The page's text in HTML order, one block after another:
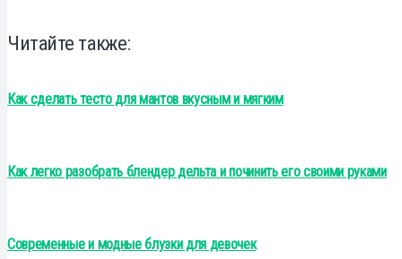
Читайте также:
Как сделать тесто для мантов вкусным и мягким
Как легко разобрать блендер дельта и починить его своими руками
Современные и модные блузки для девочек